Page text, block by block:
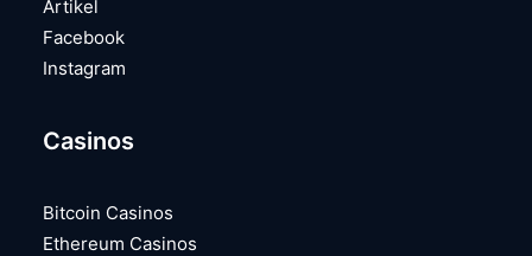
Artikel
Facebook
Instagram
Casinos
Bitcoin Casinos
Ethereum Casinos